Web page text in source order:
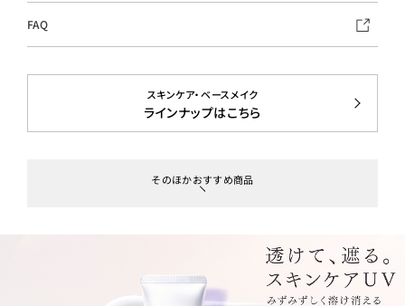
FAQ
スキンケア・ベースメイク
ラインナップはこちら
そのほかおすすめ商品